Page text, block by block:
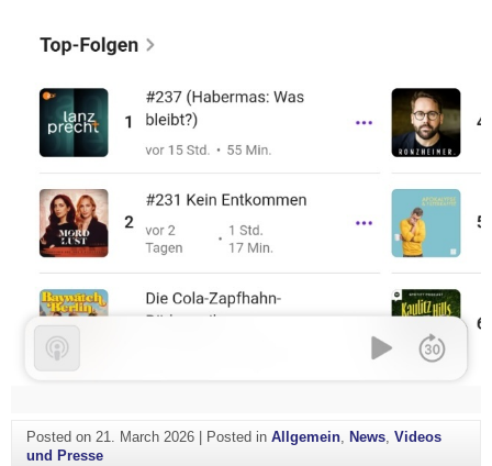
Posted on 21. March 2026| Posted in Allgemein, News, Videos
und Presse